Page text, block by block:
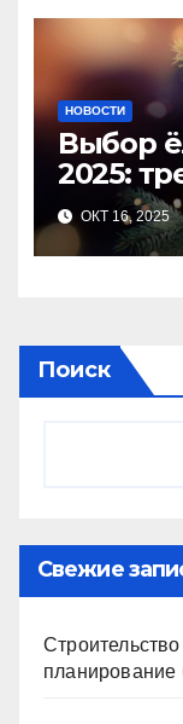
НОВОСТИ
Выбор
2025:
ОКТ 16, 2025
Поиск
Свежие
планирование